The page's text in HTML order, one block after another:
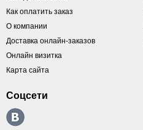
Как оплатить заказ
О компании
Доставка онлайн-заказов
Онлайн визитка
Карта сайта
Соцсети